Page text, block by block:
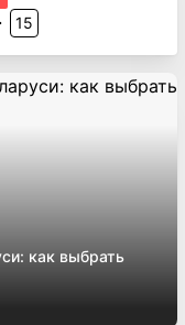
15
как выбрать